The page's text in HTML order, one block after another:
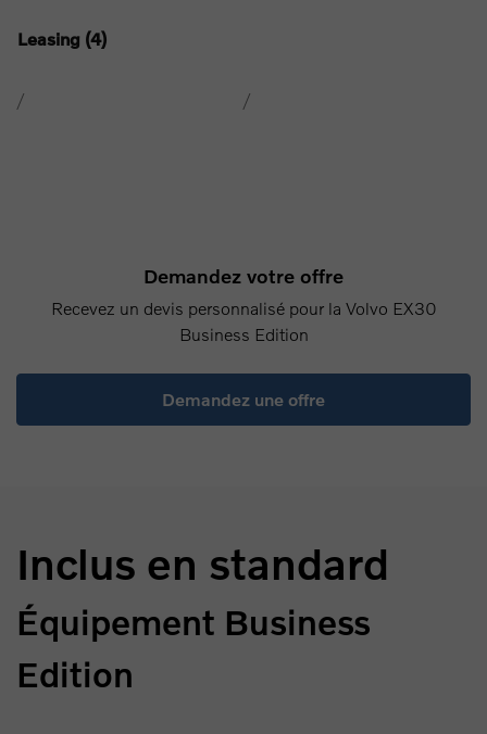
Leasing (4)
/ /
Demandez votre offre
Recevez un devis personnalisé pour la Volvo EX30
Business Edition
Demandez une offre
Inclus en standard
Équipement Business
Edition